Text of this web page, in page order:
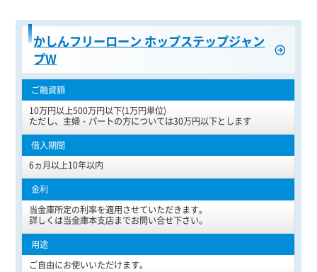
かしんフリーローン ホップステップジャン
プW
10万円以上500万円以下(1万円単位)
ただし、主婦・パートの方については30万円以下とします
6ヵ月以上10年以内
当金庫所定の利率を適用させていただきます。
詳しくは当金庫本支店までお問い合せ下さい。
ご自由にお使いいただけます。